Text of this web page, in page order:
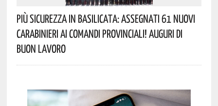
Più Sicurezza In Basilicata: Assegnati 61 Nuovi
Carabinieri Ai Comandi Provinciali! Auguri Di
Buon Lavoro